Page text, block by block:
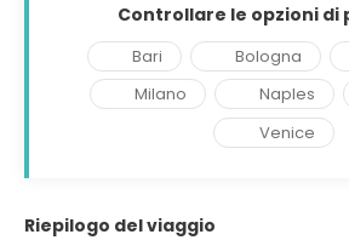
Controllare le opzioni di
Bari Bologna
Milano
Naples
Venice
Riepilogo del viaggio